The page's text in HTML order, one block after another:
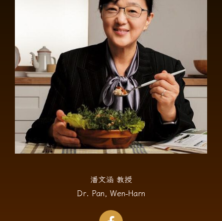
潘文涵 教授
Dr. Pan, Wen-Harn